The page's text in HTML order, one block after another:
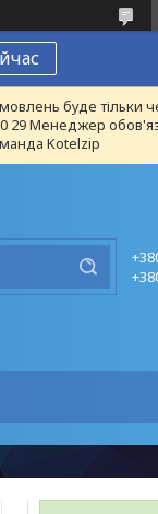
буде
29 Менеджер
Kotelzip